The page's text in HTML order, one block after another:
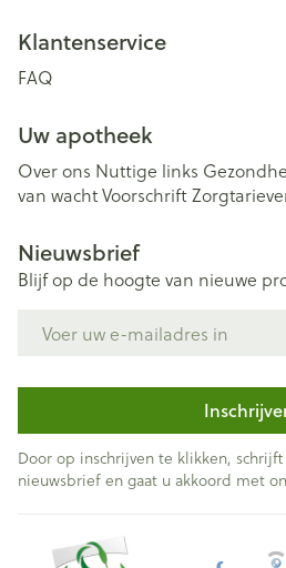
Klantenservice
FAQ
Uw apotheek
Over ons Nuttige links
van wachtVoorschrift
Nieuwsbrief
Blijf op de hoogte van nieuwe
Door op inschrijven te klikken,
nieuwsbrief en gaat u akkoord met